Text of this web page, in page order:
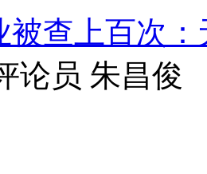
被查上百次
论员 朱昌俊